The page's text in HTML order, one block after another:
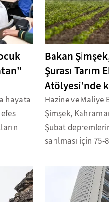
hayata
Bakan
Şurası Tarım
Atölyesi'nde
Hazine ve Maliye
Şimşek,
Şubat
sarılması için 75-